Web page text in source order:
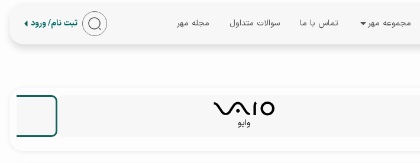
گوشی
مجموعه مهر
تماس با ما سوالات متداول مجله مهر ثبت نام/ ورود
وایو